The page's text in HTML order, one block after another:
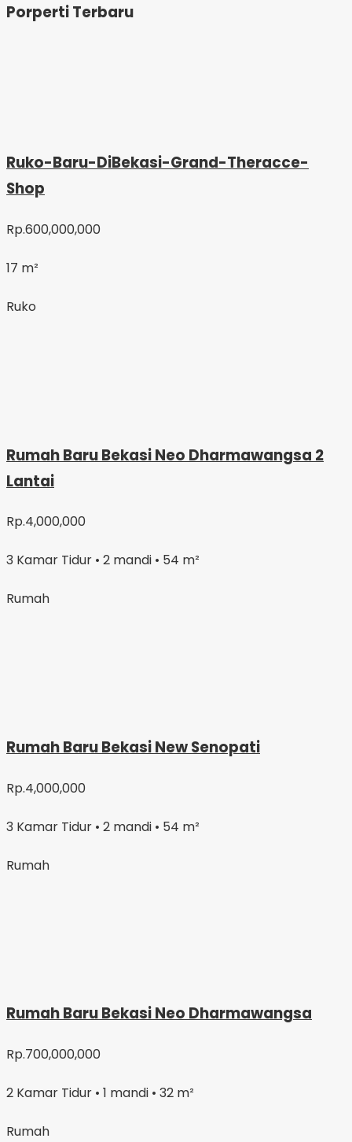
Porperti Terbaru
Ruko-Baru-DiBekasi-Grand-Theracce-
Shop
Rp.600,000,000
17 m²
Ruko
Rumah Baru Bekasi Neo Dharmawangsa 2
Lantai
Rp.4,000,000
3 Kamar Tidur • 2 mandi • 54 m²
Rumah
Rumah Baru Bekasi New Senopati
Rp.4,000,000
3 Kamar Tidur • 2 mandi • 54 m²
Rumah
Rumah Baru Bekasi Neo Dharmawangsa
Rp.700,000,000
2 Kamar Tidur • 1 mandi • 32 m²
Rumah